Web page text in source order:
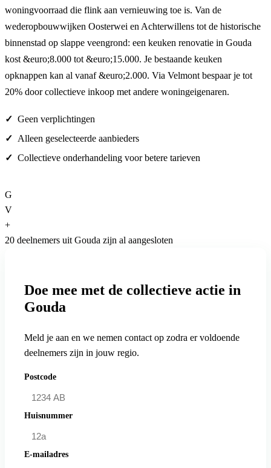
woningvoorraad die flink aan vernieuwing toe is. Van de
wederopbouwwijken Oosterwei en Achterwillens tot de historische
binnenstad op slappe veengrond: een keuken renovatie in Gouda
kost &euro;8.000 tot &euro;15.000. Je bestaande keuken
opknappen kan al vanaf &euro;2.000. Via Velmont bespaar je tot
20% door collectieve inkoop met andere woningeigenaren.
Geen verplichtingen
Alleen geselecteerde aanbieders
Collectieve onderhandeling voor betere tarieven
G
V
+
20 deelnemers uit Gouda zijn al aangesloten
Doe mee met de collectieve actie in
Gouda
Meld je aan en we nemen contact op zodra er voldoende
deelnemers zijn in jouw regio.
Postcode
Huisnummer
E-mailadres